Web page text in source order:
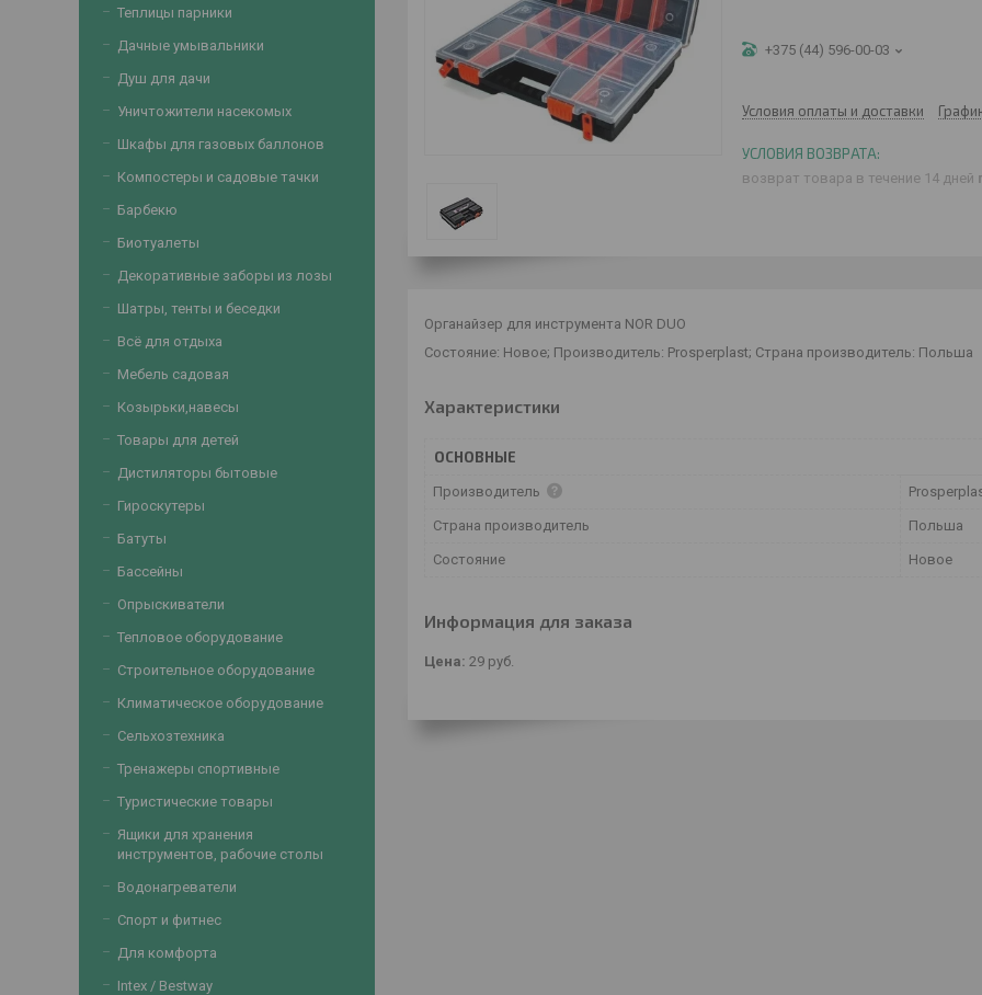
+375 (44) 596-00-03
Условия оплаты и доставки
возврат товара в течение 14 дней
Органайзер для инструмента NOR DUO
Состояние: Новое; Производитель: Prosperplast; Страна производитель: Польша
Характеристики
ОСНОВНЫЕ
Производитель
Страна производитель Польша
Состояние Новое
Информация для заказа
Цена: 29 руб.
Теплицы парники
Дачные умывальники
Душ для дачи
Уничтожители насекомых
Шкафы для газовых баллонов
Компостеры и садовые тачки
Барбекю
Биотуалеты
Декоративные заборы из лозы
Шатры, тенты и беседки
Всё для отдыха
Мебель садовая
Козырьки,навесы
Товары для детей
Дистиляторы бытовые
Гироскутеры
Батуты
Бассейны
Опрыскиватели
Тепловое оборудование
Строительное оборудование
Климатическое оборудование
Сельхозтехника
Тренажеры спортивные
Туристические товары
Ящики для хранения
инструментов, рабочие столы
Водонагреватели
Спорт и фитнес
Для комфорта
Intex / Bestway